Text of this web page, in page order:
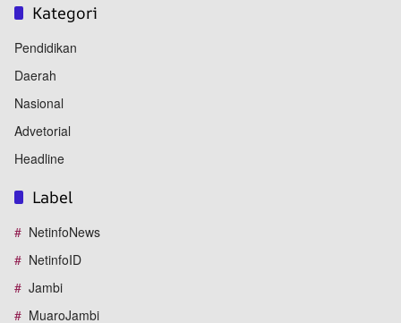
Kategori
Pendidikan
Daerah
Nasional
Advetorial
Headline
Label
NetinfoNews
NetinfoID
Jambi
MuaroJambi